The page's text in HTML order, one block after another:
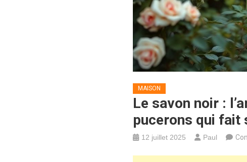
MAISON
Le savon noir :
pucerons qui fait
12 juillet 2025 Paul